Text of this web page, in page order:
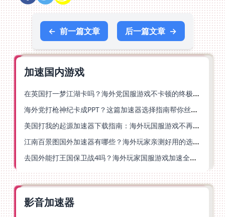
← 前一篇文章 后一篇文章 →
加速国内游戏
在英国打一梦江湖卡吗？海外党国服游戏不卡顿的终极解法
海外党打枪神纪卡成PPT？这篇加速器选择指南帮你丝滑上分
美国打我的起源加速器下载指南：海外玩国服游戏不再卡的终极方案
江南百景图国外加速器有哪些？海外玩家亲测好用的选择与避坑指南
去国外能打王国保卫战4吗？海外玩家国服游戏加速全攻略（附公主连结幻想江湖实测）
影音加速器